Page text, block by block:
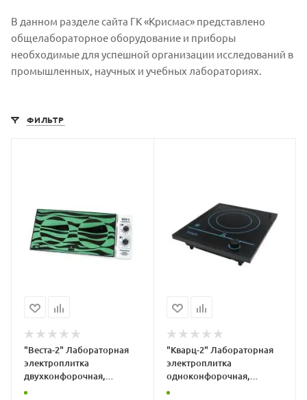
В данном разделе сайта ГК «Крисмас» представлено
общелабораторное оборудование и приборы
необходимые для успешной организации исследований в
промышленных, научных и учебных лабораториях.
ФИЛЬТР
"Веста-2" Лабораторная
электроплитка
двухконфорочная,
стеклокерамика
"Кварц-2" Лабораторная
электроплитка
одноконфорочная,
стеклокерамика